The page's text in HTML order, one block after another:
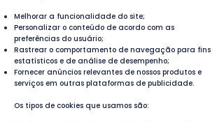
Melhorar a funcionalidade do site;
Personalizar o conteúdo de acordo com as
preferências do usuário;
Rastrear o comportamento de navegação para fins
estatísticos e de análise de desempenho;
Fornecer anúncios relevantes de nossos produtos e
serviços em outras plataformas de publicidade.
Os tipos de cookies que usamos são: